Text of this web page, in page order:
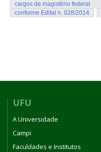
cargos de magistério federal
conforme Edital n. 028/2014
UFU
A Universidade
Campi
Faculdades e Institutos